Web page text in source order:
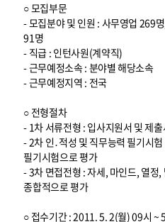
○ 모집부문
- 모집분야 및 인원 : 사무영업 269
91명
- 직급 : 인턴사원(계약직)
- 근무예정소속 : 분야별 해당소속
- 근무예정지역 : 전국
○ 전형절차
- 1차 서류전형 : 입사지원서 및 제
- 2차 인․적성 및 직무능력 필기시
필기시험으로 평가
- 3차 면접전형 : 자세, 마인드, 열정
종합적으로 평가
○ 접수기간 : 2011. 5. 2(월) 09시 ~